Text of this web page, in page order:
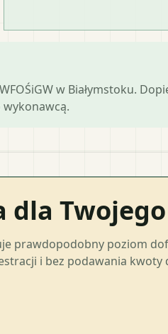
w Białymstoku.
prawdopodobny poziom
i bez podawania kwoty